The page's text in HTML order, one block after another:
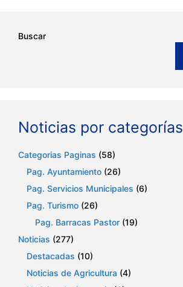
Buscar
Noticias por categorías
Categorias Paginas (58)
Pag. Ayuntamiento (26)
Pag. Servicios Municipales (6)
Pag. Turismo (26)
Pag. Barracas Pastor (19)
Noticias (277)
Destacadas (10)
Noticias de Agricultura (4)